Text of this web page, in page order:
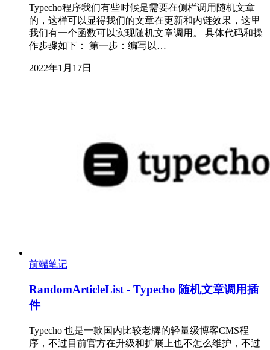
Typecho程序我们有些时候是需要在侧栏调用随机文章
的，这样可以显得我们的文章在更新和内链效果，这里
我们有一个函数可以实现随机文章调用。 具体代码和操
作步骤如下： 第一步：编写以…
2022年1月17日
前端笔记
RandomArticleList - Typecho 随机文章调用插
件
Typecho 也是一款国内比较老牌的轻量级博客CMS程
序，不过目前官方在升级和扩展上也不怎么维护，不过